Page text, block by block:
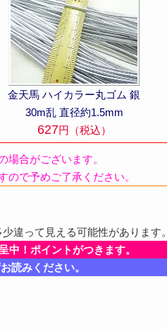
金天馬 ハイカラー丸ゴム 銀
30m乱 直径約1.5mm
627円（税込）
合がございます。
で予めご了承ください。
違って見える可能性があります。
！ポイントがつきます。
読みください。